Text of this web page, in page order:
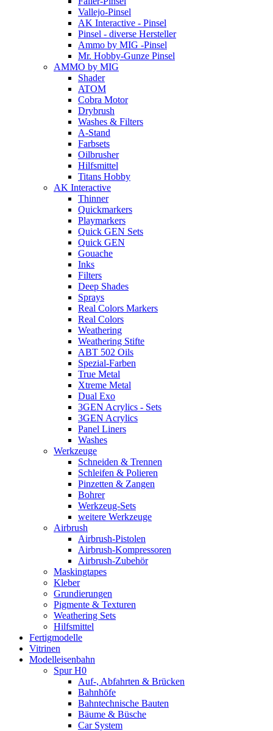
Vallejo-Pinsel
AK Interactive - Pinsel
Pinsel - diverse Hersteller
Ammo by MIG -Pinsel
Mr. Hobby-Gunze Pinsel
AMMO by MIG
Shader
ATOM
Cobra Motor
Drybrush
Washes & Filters
A-Stand
Farbsets
Oilbrusher
Hilfsmittel
Titans Hobby
AK Interactive
Thinner
Quickmarkers
Playmarkers
Quick GEN Sets
Quick GEN
Gouache
Inks
Filters
Deep Shades
Sprays
Real Colors Markers
Real Colors
Weathering
Weathering Stifte
ABT 502 Oils
Spezial-Farben
True Metal
Xtreme Metal
Dual Exo
3GEN Acrylics - Sets
3GEN Acrylics
Panel Liners
Washes
Werkzeuge
Schneiden & Trennen
Schleifen & Polieren
Pinzetten & Zangen
Bohrer
Werkzeug-Sets
weitere Werkzeuge
Airbrush
Airbrush-Pistolen
Airbrush-Kompressoren
Airbrush-Zubehör
Maskingtapes
Kleber
Grundierungen
Pigmente & Texturen
Weathering Sets
Hilfsmittel
Fertigmodelle
Vitrinen
Modelleisenbahn
Spur H0
Auf-, Abfahrten & Brücken
Bahnhöfe
Bahntechnische Bauten
Bäume & Büsche
Car System